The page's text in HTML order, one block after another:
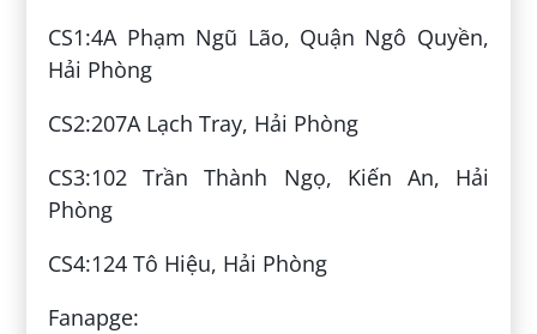
CS1:4A Phạm Ngũ Lão, Quận Ngô Quyền,
Hải Phòng
CS2:207A Lạch Tray, Hải Phòng
CS3:102 Trần Thành Ngọ, Kiến An, Hải
Phòng
CS4:124 Tô Hiệu, Hải Phòng
Fanapge: